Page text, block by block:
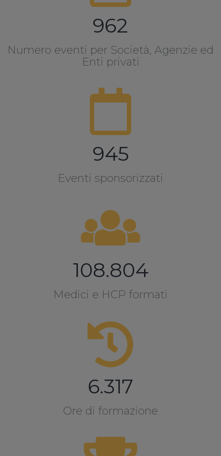
962
Numero eventi per Società, Agenzie ed
Enti privati
945
Eventi sponsorizzati
108.804
Medici e HCP formati
6.317
Ore di formazione